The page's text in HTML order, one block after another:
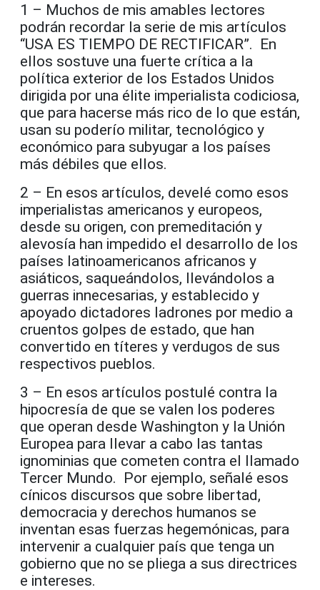
1 – Muchos de mis amables lectores
podrán recordar la serie de mis artículos
“USA ES TIEMPO DE RECTIFICAR”. En
ellos sostuve una fuerte crítica a la
política exterior de los Estados Unidos
dirigida por una élite imperialista codiciosa,
que para hacerse más rico de lo que están,
usan su poderío militar, tecnológico y
económico para subyugar a los países
más débiles que ellos.
2 – En esos artículos, develé como esos
imperialistas americanos y europeos,
desde su origen, con premeditación y
alevosía han impedido el desarrollo de los
países latinoamericanos africanos y
asiáticos, saqueándolos, llevándolos a
guerras innecesarias, y establecido y
apoyado dictadores ladrones por medio a
cruentos golpes de estado, que han
convertido en títeres y verdugos de sus
respectivos pueblos.
3 – En esos artículos postulé contra la
hipocresía de que se valen los poderes
que operan desde Washington y la Unión
Europea para llevar a cabo las tantas
ignominias que cometen contra el llamado
Tercer Mundo. Por ejemplo, señalé esos
cínicos discursos que sobre libertad,
democracia y derechos humanos se
inventan esas fuerzas hegemónicas, para
intervenir a cualquier país que tenga un
gobierno que no se pliega a sus directrices
e intereses.